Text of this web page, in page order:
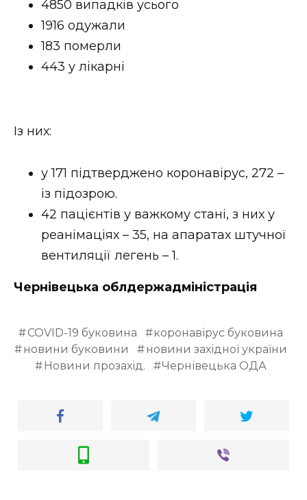
ВІДЕО
4850 випадків усього
1916 одужали
183 померли
443 у лікарні
Із них:
у 171 підтверджено коронавірус, 272 –
із підозрою.
42 пацієнтів у важкому стані, з них у
реанімаціях – 35, на апаратах штучної
вентиляції легень – 1.
Чернівецька облдержадміністрація
COVID-19 буковина
коронавірус буковина
новини буковини
новини західної україни
Новини прозахід.
Чернівецька ОДА